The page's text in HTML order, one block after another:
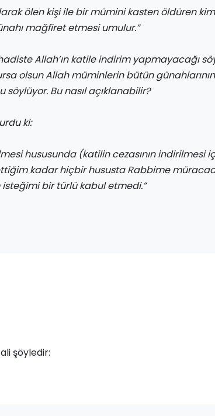
ölen kişi ile bir mümini kasten öldüren
mağfiret etmesi umulur.”
Allah’ın katile indirim yapmayacağı
olsun Allah müminlerin bütün
Bu nasıl açıklanabilir?
ki:
hususunda (katilin cezasının indirilmesi
kadar hiçbir hususta Rabbime
bir türlü kabul etmedi.”
şöyledir: